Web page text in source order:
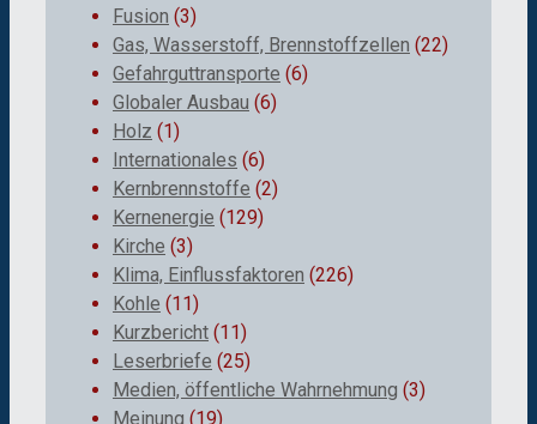
Fusion (3)
Gas, Wasserstoff, Brennstoffzellen (22)
Gefahrguttransporte (6)
Globaler Ausbau (6)
Holz (1)
Internationales (6)
Kernbrennstoffe (2)
Kernenergie (129)
Kirche (3)
Klima, Einflussfaktoren (226)
Kohle (11)
Kurzbericht (11)
Leserbriefe (25)
Medien, öffentliche Wahrnehmung (3)
Meinung (19)